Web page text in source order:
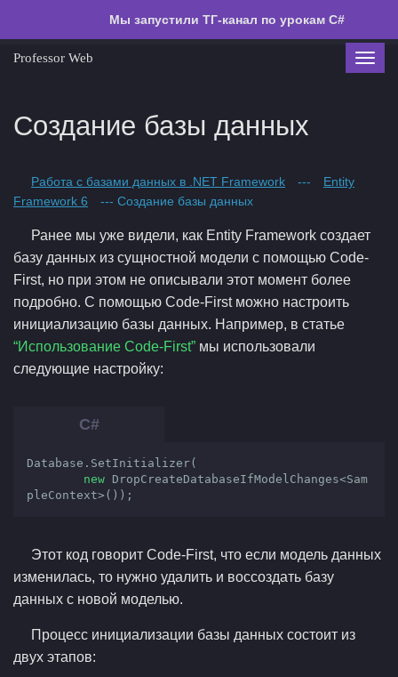
Мы запустили ТГ-канал по урокам C#
Professor Web
Создание базы данных
Работа с базами данных в .NET Framework ---
Entity
Framework 6
--- Создание базы данных
Ранее мы уже видели, как Entity Framework создает
базу данных из сущностной модели с помощью Code-
First, но при этом не описывали этот момент более
подробно. С помощью Code-First можно настроить
инициализацию базы данных. Например, в статье
“Использование Code-First” мы использовали
следующие настройку:
Database.SetInitializer(
new DropCreateDatabaseIfModelChanges<Sam
pleContext>());
Этот код говорит Code-First, что если модель данных
изменилась, то нужно удалить и воссоздать базу
данных с новой моделью.
Процесс инициализации базы данных состоит из
двух этапов: